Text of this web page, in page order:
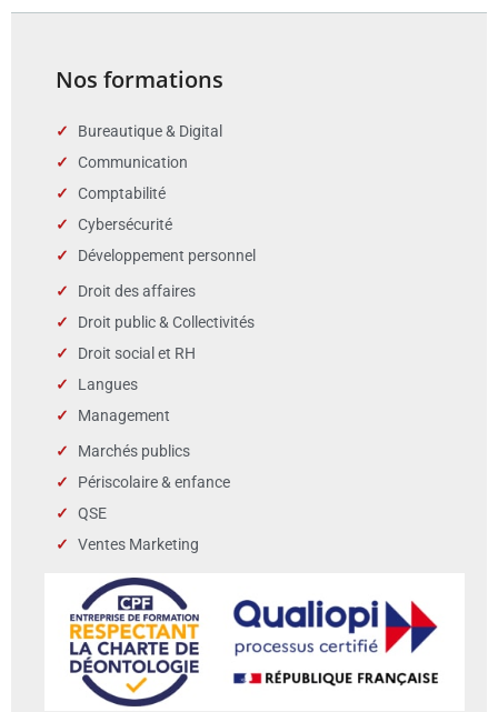
Nos formations
Bureautique & Digital
Communication
Comptabilité
Cybersécurité
Développement personnel
Droit des affaires
Droit public & Collectivités
Droit social et RH
Langues
Management
Marchés publics
Périscolaire & enfance
QSE
Ventes Marketing